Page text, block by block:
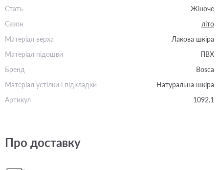
Стать
Жіноче
Сезон
літо
Матеріал верха
Лакова шкіра
Матеріал підошви
ПВХ
Бренд
Bosca
Матеріал устілки і підкладки
Натуральна шкіра
Артикул
1092.1
Про доставку